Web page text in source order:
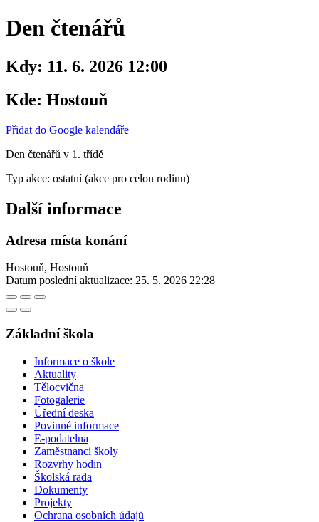
Den čtenářů
Kdy: 11. 6. 2026 12:00
Kde: Hostouň
Přidat do Google kalendáře
Den čtenářů v 1. třídě
Typ akce: ostatní (akce pro celou rodinu)
Další informace
Adresa místa konání
Hostouň, Hostouň
Datum poslední aktualizace: 25. 5. 2026 22:28
Základní škola
Informace o škole
Aktuality
Tělocvična
Fotogalerie
Úřední deska
Povinné informace
E-podatelna
Zaměstnanci školy
Rozvrhy hodin
Školská rada
Dokumenty
Projekty
Ochrana osobních údajů